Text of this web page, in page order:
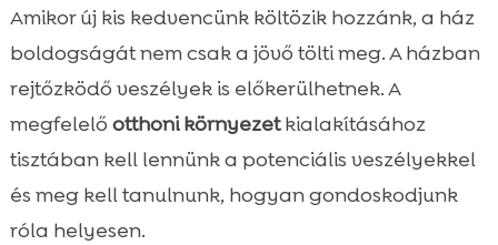
fontossága
 Bútorok és eszközök megfelelő elhelyezése

Kölyökmacska biztonság otthon –
fókuszban a környezet
Játékok kiválasztása és használata
Étrend és táplálkozás biztosítása
Macskaalom és tisztán tartása
Amikor új kis kedvencünk költözik hozzánk, a ház
boldogságát nem csak a jövő tölti meg. A házban
rejtőzködő veszélyek is előkerülhetnek. A
megfelelő otthoni környezetkialakításához
tisztában kell lennünk a potenciális veszélyekkel
és meg kell tanulnunk, hogyan gondoskodjunk
róla helyesen.